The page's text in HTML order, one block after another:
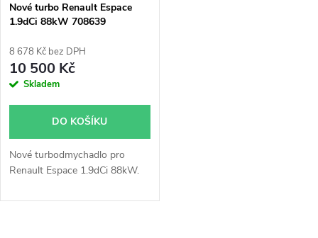
Nové turbo Renault Espace
1.9dCi 88kW 708639
8 678 Kč bez DPH
10 500 Kč
Skladem
DO KOŠÍKU
Nové turbodmychadlo pro
Renault Espace 1.9dCi 88kW.